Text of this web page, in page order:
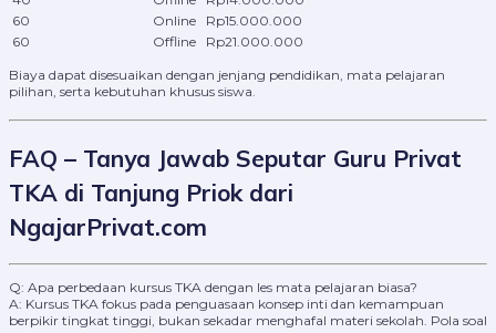
60
Online
Rp15.000.000
60
Offline
Rp21.000.000
Biaya dapat disesuaikan dengan jenjang pendidikan, mata pelajaran
pilihan, serta kebutuhan khusus siswa.
FAQ – Tanya Jawab Seputar Guru Privat
TKA di Tanjung Priok dari
NgajarPrivat.com
Q: Apa perbedaan kursus TKA dengan les mata pelajaran biasa?
A: Kursus TKA fokus pada penguasaan konsep inti dan kemampuan
berpikir tingkat tinggi, bukan sekadar menghafal materi sekolah. Pola soal